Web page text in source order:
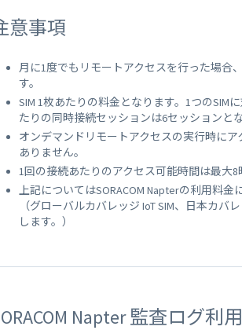
意事項
月に1度でもリモートアクセスを行った場合
す。
SIM 1枚あたりの料金となります。1つのSIM
たりの同時接続セッションは6セッションとな
オンデマンドリモートアクセスの実行時に
ありません。
1回の接続あたりのアクセス可能時間は最大8
上記についてはSORACOM Napterの利用料金
（グローバルカバレッジ IoT SIM、日本カバ
します。）
Napter 監査ログ利